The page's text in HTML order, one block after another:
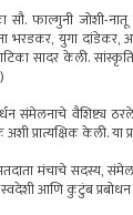
सौ. फाल्गुनी जोशी-
भरडकर, युगा
सादर केली.
संमेलनाचे वैशिष्ट्य
प्रात्यक्षिक केली. या
मतदाता मंचाचे
आणि कुटुंब प्रबोधन